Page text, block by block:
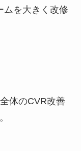
ムを大きく改修
体のCVR改善